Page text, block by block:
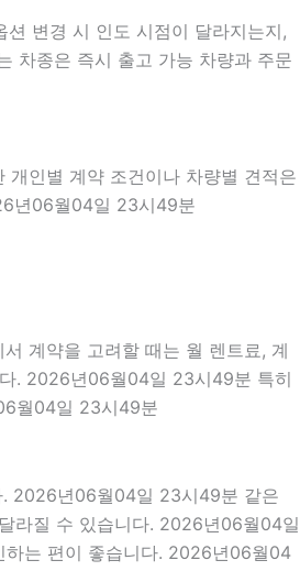
변경 시 인도 시점이 달라지는지,
차종은 즉시 출고 가능 차량과 주문
인별 계약 조건이나 차량별 견적은
년06월04일 23시49분
계약을 고려할 때는 월 렌트료, 계
. 2026년06월04일 23시49분 특히
월04일 23시49분
. 2026년06월04일 23시49분 같은
라질 수 있습니다. 2026년06월04일
하는 편이 좋습니다. 2026년06월04